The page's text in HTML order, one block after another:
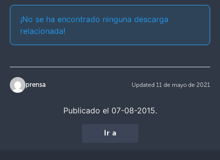
¡No se ha encontrado ninguna descarga
relacionada!
prensa Updated 11 de mayo de 2021
Publicado el 07-08-2015.
Ir a